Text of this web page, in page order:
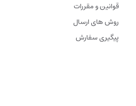
قوانین و مقررات
روش های ارسال
پیگیری سفارش